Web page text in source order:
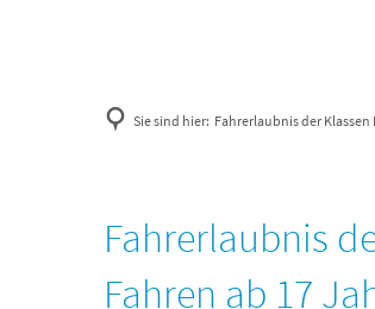
Sie sind hier: Fahrerlaubnis der
Fahrerlaubnis
Fahren ab 17